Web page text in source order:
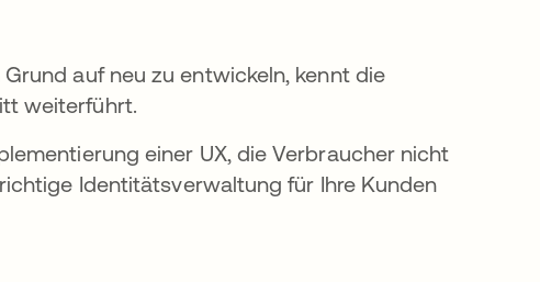
auf neu zu entwickeln, kennt die
weiterführt.
einer UX, die Verbraucher nicht
Identitätsverwaltung für Ihre Kunden